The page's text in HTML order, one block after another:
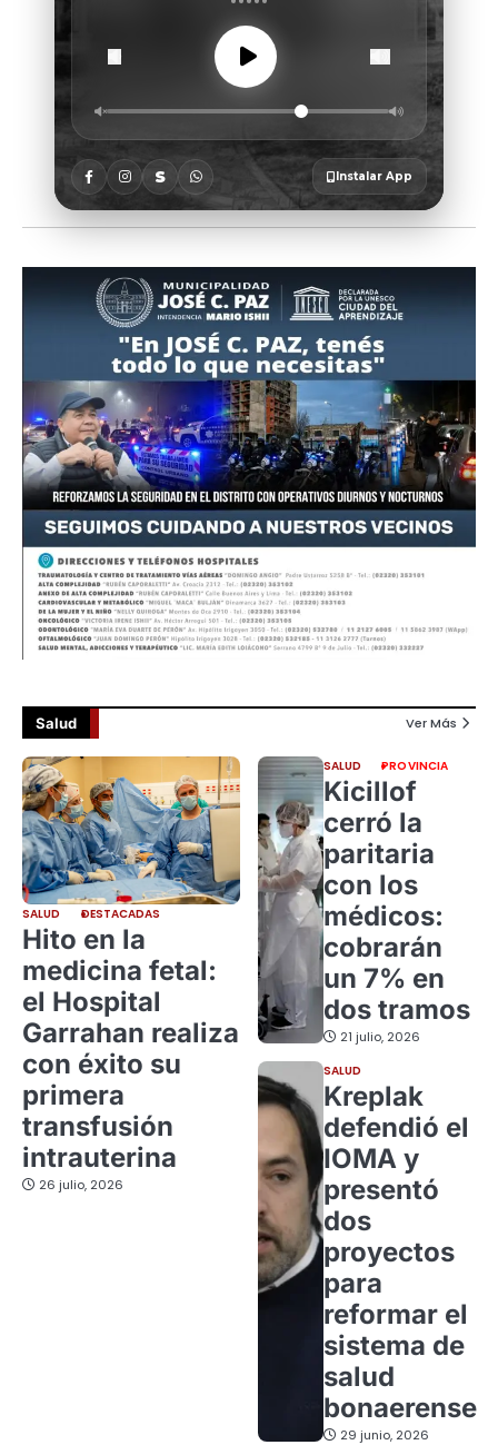
Salud Ver Más
SALUD DESTACADAS
Hito en la
medicina fetal:
el Hospital
Garrahan realiza
con éxito su
primera
transfusión
intrauterina
26 julio, 2026
SALUD PROVINCIA
Kicillof
cerró la
paritaria
con los
médicos:
cobrarán
un 7% en
dos tramos
21 julio, 2026
SALUD
Kreplak
defendió el
IOMA y
presentó
dos
proyectos
para
reformar el
sistema de
salud
bonaerense
29 junio, 2026